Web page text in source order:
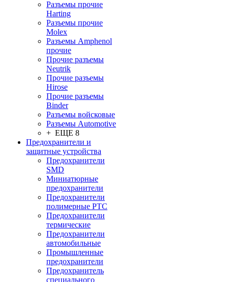
Разъемы прочие
Harting
Разъемы прочие
Molex
Разъемы Amphenol
прочие
Прочие разъемы
Neutrik
Прочие разъемы
Hirose
Прочие разъемы
Binder
Разъемы войсковые
Разъeмы Automotive
+ ЕЩЕ 8
Предохранители и
защитные устройства
Предохранители
SMD
Миниатюрные
предохранители
Предохранители
полимерные PTC
Предохранители
термические
Предохранители
автомобильные
Промышленные
предохранители
Предохранитель
специального